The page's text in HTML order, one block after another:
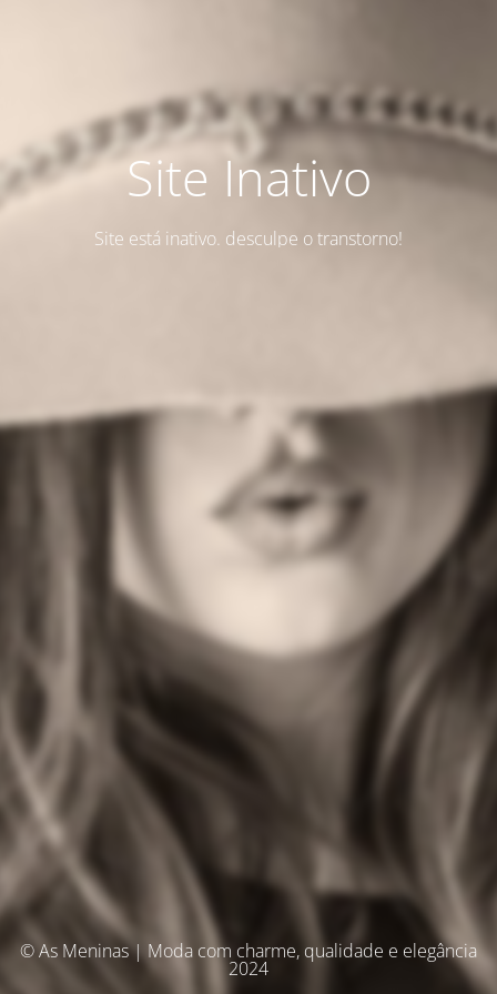
Site Inativo
Site está inativo. desculpe o transtorno!
© As Meninas | Moda com charme, qualidade e elegância
2024